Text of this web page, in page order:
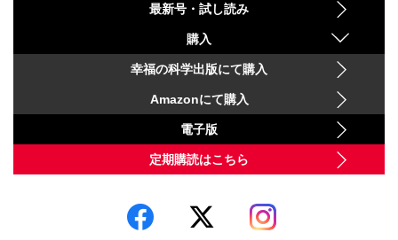
最新号・試し読み
購入
幸福の科学出版にて購入
Amazonにて購入
電子版
定期購読はこちら